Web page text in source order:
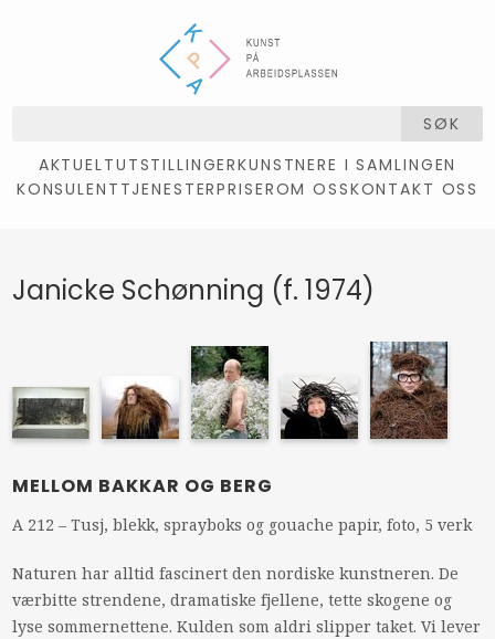
SØK
AKTUELTUTSTILLINGERKUNSTNERE I SAMLINGEN
KONSULENTTJENESTERPRISEROM OSSKONTAKT OSS
Janicke Schønning (f. 1974)
MELLOM BAKKAR OG BERG
A 212 – Tusj, blekk, sprayboks og gouache papir, foto, 5 verk
Naturen har alltid fascinert den nordiske kunstneren. De
værbitte strendene, dramatiske fjellene, tette skogene og
lyse sommernettene. Kulden som aldri slipper taket. Vi lever